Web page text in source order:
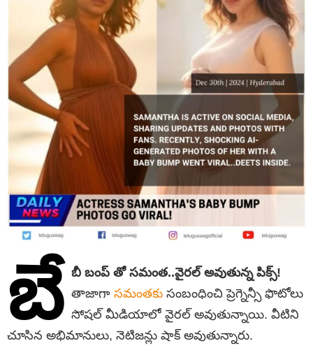
బే బీ బంప్‌ తో సమంత..వైరల్ అవుతున్న పిక్స్!
తాజాగా సమంతకుసంబంధించి ప్రెగ్నెన్సీ ఫొటోలు
సోషల్ మీడియాలో వైరల్ అవుతున్నాయి. వీటిని
చూసిన అభిమానులు, నెటిజన్లు షాక్ అవుతున్నారు.